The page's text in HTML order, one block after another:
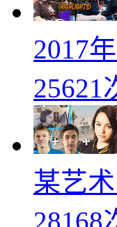
2017
25621
某艺